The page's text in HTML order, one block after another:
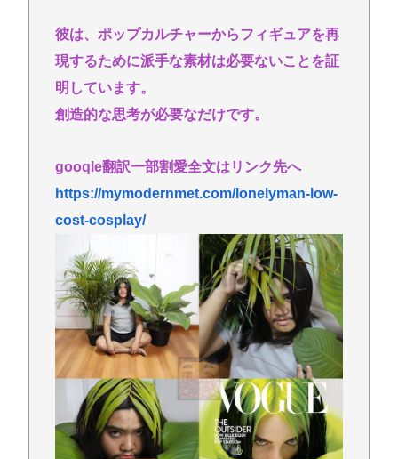
ガチで死にたい時ってどうしたらいいの？
新しいキーボード買いたいんだけど、今のキーボー
ド壊れなくて買う理由が見つからない
彼は、ポップカルチャーからフィギュアを再
現するために派手な素材は必要ないことを証
明しています。
創造的な思考が必要なだけです。
gooqle翻訳一部割愛全文はリンク先へ
https://mymodernmet.com/lonelyman-low-
cost-cosplay/